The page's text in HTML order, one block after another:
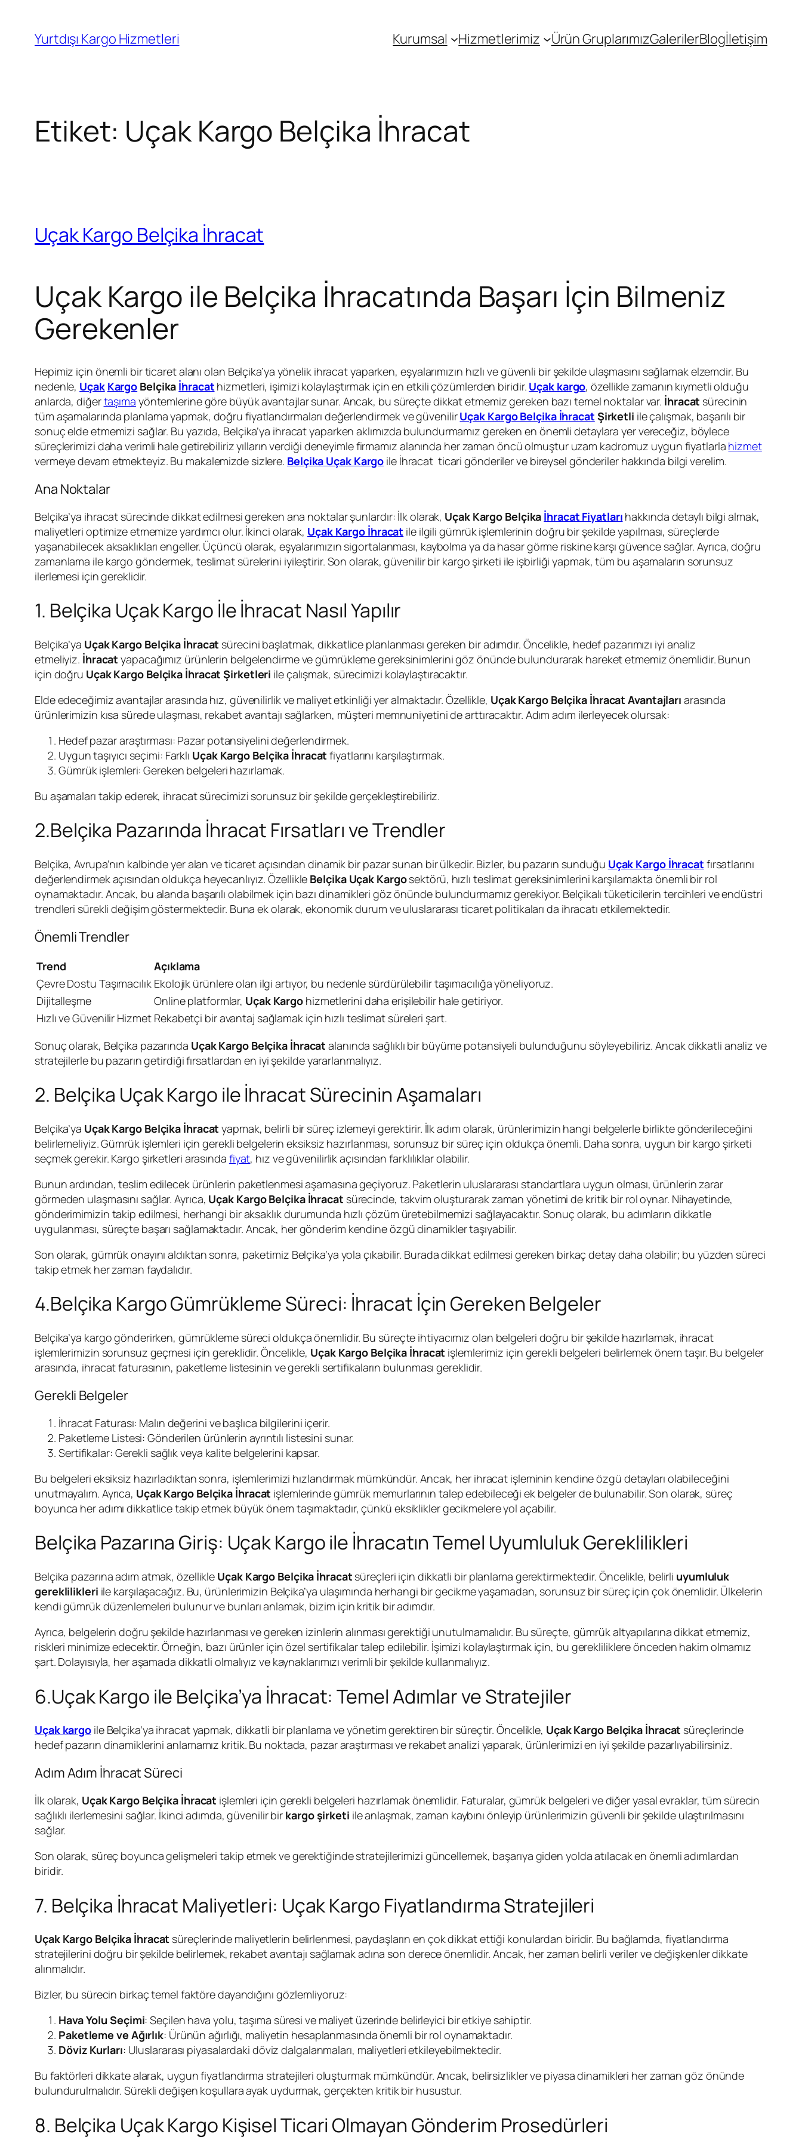
Yurtdışı Kargo Hizmetleri Kurumsal Hizmetlerimiz Ürün GruplarımızGalerilerBlogİletişim
Etiket: Uçak Kargo Belçika İhracat
Uçak Kargo Belçika İhracat
Uçak Kargo ile Belçika İhracatında Başarı İçin Bilmeniz
Gerekenler
Hepimiz için önemli bir ticaret alanı olan Belçika’ya yönelik ihracat yaparken, eşyalarımızın hızlı ve güvenli bir şekilde ulaşmasını sağlamak elzemdir. Bu
nedenle, Uçak Kargo Belçika İhracat hizmetleri, işimizi kolaylaştırmak için en etkili çözümlerden biridir. Uçak kargo, özellikle zamanın kıymetli olduğu
anlarda, diğertaşıma yöntemlerine göre büyük avantajlar sunar. Ancak, bu süreçte dikkat etmemiz gereken bazı temel noktalar var. İhracat sürecinin
tüm aşamalarında planlama yapmak, doğru fiyatlandırmaları değerlendirmek ve güvenilirUçak Kargo Belçika İhracat Şirketli ile çalışmak, başarılı bir
sonuç elde etmemizi sağlar. Bu yazıda, Belçika’ya ihracat yaparken aklımızda bulundurmamız gereken en önemli detaylara yer vereceğiz, böylece
süreçlerimizi daha verimli hale getirebiliriz yılların verdiği deneyimle firmamız alanında her zaman öncü olmuştur uzam kadromuz uygun fiyatlarla hizmet
vermeye devam etmekteyiz. Bu makalemizde sizlere. Belçika Uçak Kargo ile İhracat ticari gönderiler ve bireysel gönderiler hakkında bilgi verelim.
Ana Noktalar
Belçika’ya ihracat sürecinde dikkat edilmesi gereken ana noktalar şunlardır: İlk olarak, Uçak Kargo Belçika İhracat Fiyatları hakkında detaylı bilgi almak,
maliyetleri optimize etmemize yardımcı olur. İkinci olarak, Uçak Kargo İhracat ile ilgili gümrük işlemlerinin doğru bir şekilde yapılması, süreçlerde
yaşanabilecek aksaklıkları engeller. Üçüncü olarak, eşyalarımızın sigortalanması, kaybolma ya da hasar görme riskine karşı güvence sağlar. Ayrıca, doğru
zamanlama ile kargo göndermek, teslimat sürelerini iyileştirir. Son olarak, güvenilir bir kargo şirketi ile işbirliği yapmak, tüm bu aşamaların sorunsuz
ilerlemesi için gereklidir.
1. Belçika Uçak Kargo İle İhracat Nasıl Yapılır
Belçika’ya Uçak Kargo Belçika İhracat sürecini başlatmak, dikkatlice planlanması gereken bir adımdır. Öncelikle, hedef pazarımızı iyi analiz
etmeliyiz. İhracat yapacağımız ürünlerin belgelendirme ve gümrükleme gereksinimlerini göz önünde bulundurarak hareket etmemiz önemlidir. Bunun
için doğru Uçak Kargo Belçika İhracat Şirketleri ile çalışmak, sürecimizi kolaylaştıracaktır.
Elde edeceğimiz avantajlar arasında hız, güvenilirlik ve maliyet etkinliği yer almaktadır. Özellikle, Uçak Kargo Belçika İhracat Avantajları arasında
ürünlerimizin kısa sürede ulaşması, rekabet avantajı sağlarken, müşteri memnuniyetini de arttıracaktır. Adım adım ilerleyecek olursak:
Hedef pazar araştırması: Pazar potansiyelini değerlendirmek.
Uygun taşıyıcı seçimi: Farklı Uçak Kargo Belçika İhracat fiyatlarını karşılaştırmak.
Gümrük işlemleri: Gereken belgeleri hazırlamak.
Bu aşamaları takip ederek, ihracat sürecimizi sorunsuz bir şekilde gerçekleştirebiliriz.
2.Belçika Pazarında İhracat Fırsatları ve Trendler
Belçika, Avrupa’nın kalbinde yer alan ve ticaret açısından dinamik bir pazar sunan bir ülkedir. Bizler, bu pazarın sunduğu Uçak Kargo İhracat fırsatlarını
değerlendirmek açısından oldukça heyecanlıyız. Özellikle Belçika Uçak Kargosektörü, hızlı teslimat gereksinimlerini karşılamakta önemli bir rol
oynamaktadır. Ancak, bu alanda başarılı olabilmek için bazı dinamikleri göz önünde bulundurmamız gerekiyor. Belçikalı tüketicilerin tercihleri ve endüstri
trendleri sürekli değişim göstermektedir. Buna ek olarak, ekonomik durum ve uluslararası ticaret politikaları da ihracatı etkilemektedir.
Önemli Trendler
Trend
Açıklama
Çevre Dostu Taşımacılık Ekolojik ürünlere olan ilgi artıyor, bu nedenle sürdürülebilir taşımacılığa yöneliyoruz.
Dijitalleşme
Online platformlar, Uçak Kargo hizmetlerini daha erişilebilir hale getiriyor.
Hızlı ve Güvenilir Hizmet Rekabetçi bir avantaj sağlamak için hızlı teslimat süreleri şart.
Sonuç olarak, Belçika pazarında Uçak Kargo Belçika İhracat alanında sağlıklı bir büyüme potansiyeli bulunduğunu söyleyebiliriz. Ancak dikkatli analiz ve
stratejilerle bu pazarın getirdiği fırsatlardan en iyi şekilde yararlanmalıyız.
2. Belçika Uçak Kargo ile İhracat Sürecinin Aşamaları
Belçika’ya Uçak Kargo Belçika İhracat yapmak, belirli bir süreç izlemeyi gerektirir. İlk adım olarak, ürünlerimizin hangi belgelerle birlikte gönderileceğini
belirlemeliyiz. Gümrük işlemleri için gerekli belgelerin eksiksiz hazırlanması, sorunsuz bir süreç için oldukça önemli. Daha sonra, uygun bir kargo şirketi
seçmek gerekir. Kargo şirketleri arasında fiyat, hız ve güvenilirlik açısından farklılıklar olabilir.
Bunun ardından, teslim edilecek ürünlerin paketlenmesi aşamasına geçiyoruz. Paketlerin uluslararası standartlara uygun olması, ürünlerin zarar
görmeden ulaşmasını sağlar. Ayrıca, Uçak Kargo Belçika İhracat sürecinde, takvim oluşturarak zaman yönetimi de kritik bir rol oynar. Nihayetinde,
gönderimimizin takip edilmesi, herhangi bir aksaklık durumunda hızlı çözüm üretebilmemizi sağlayacaktır. Sonuç olarak, bu adımların dikkatle
uygulanması, süreçte başarı sağlamaktadır. Ancak, her gönderim kendine özgü dinamikler taşıyabilir.
Son olarak, gümrük onayını aldıktan sonra, paketimiz Belçika’ya yola çıkabilir. Burada dikkat edilmesi gereken birkaç detay daha olabilir; bu yüzden süreci
takip etmek her zaman faydalıdır.
4.Belçika Kargo Gümrükleme Süreci: İhracat İçin Gereken Belgeler
Belçika’ya kargo gönderirken, gümrükleme süreci oldukça önemlidir. Bu süreçte ihtiyacımız olan belgeleri doğru bir şekilde hazırlamak, ihracat
işlemlerimizin sorunsuz geçmesi için gereklidir. Öncelikle, Uçak Kargo Belçika İhracat işlemlerimiz için gerekli belgeleri belirlemek önem taşır. Bu belgeler
arasında, ihracat faturasının, paketleme listesinin ve gerekli sertifikaların bulunması gereklidir.
Gerekli Belgeler
İhracat Faturası: Malın değerini ve başlıca bilgilerini içerir.
Paketleme Listesi: Gönderilen ürünlerin ayrıntılı listesini sunar.
Sertifikalar: Gerekli sağlık veya kalite belgelerini kapsar.
Bu belgeleri eksiksiz hazırladıktan sonra, işlemlerimizi hızlandırmak mümkündür. Ancak, her ihracat işleminin kendine özgü detayları olabileceğini
unutmayalım. Ayrıca, Uçak Kargo Belçika İhracat işlemlerinde gümrük memurlarının talep edebileceği ek belgeler de bulunabilir. Son olarak, süreç
boyunca her adımı dikkatlice takip etmek büyük önem taşımaktadır, çünkü eksiklikler gecikmelere yol açabilir.
Belçika Pazarına Giriş: Uçak Kargo ile İhracatın Temel Uyumluluk Gereklilikleri
Belçika pazarına adım atmak, özellikle Uçak Kargo Belçika İhracat süreçleri için dikkatli bir planlama gerektirmektedir. Öncelikle, belirli uyumluluk
gereklilikleri ile karşılaşacağız. Bu, ürünlerimizin Belçika’ya ulaşımında herhangi bir gecikme yaşamadan, sorunsuz bir süreç için çok önemlidir. Ülkelerin
kendi gümrük düzenlemeleri bulunur ve bunları anlamak, bizim için kritik bir adımdır.
Ayrıca, belgelerin doğru şekilde hazırlanması ve gereken izinlerin alınması gerektiği unutulmamalıdır. Bu süreçte, gümrük altyapılarına dikkat etmemiz,
riskleri minimize edecektir. Örneğin, bazı ürünler için özel sertifikalar talep edilebilir. İşimizi kolaylaştırmak için, bu gerekliliklere önceden hakim olmamız
şart. Dolayısıyla, her aşamada dikkatli olmalıyız ve kaynaklarımızı verimli bir şekilde kullanmalıyız.
6.Uçak Kargo ile Belçika’ya İhracat: Temel Adımlar ve Stratejiler
Uçak kargo ile Belçika’ya ihracat yapmak, dikkatli bir planlama ve yönetim gerektiren bir süreçtir. Öncelikle, Uçak Kargo Belçika İhracat süreçlerinde
hedef pazarın dinamiklerini anlamamız kritik. Bu noktada, pazar araştırması ve rekabet analizi yaparak, ürünlerimizi en iyi şekilde pazarlıyabilirsiniz.
Adım Adım İhracat Süreci
İlk olarak, Uçak Kargo Belçika İhracat işlemleri için gerekli belgeleri hazırlamak önemlidir. Faturalar, gümrük belgeleri ve diğer yasal evraklar, tüm sürecin
sağlıklı ilerlemesini sağlar. İkinci adımda, güvenilir bir kargo şirketi ile anlaşmak, zaman kaybını önleyip ürünlerimizin güvenli bir şekilde ulaştırılmasını
sağlar.
Son olarak, süreç boyunca gelişmeleri takip etmek ve gerektiğinde stratejilerimizi güncellemek, başarıya giden yolda atılacak en önemli adımlardan
biridir.
7. Belçika İhracat Maliyetleri: Uçak Kargo Fiyatlandırma Stratejileri
Uçak Kargo Belçika İhracat süreçlerinde maliyetlerin belirlenmesi, paydaşların en çok dikkat ettiği konulardan biridir. Bu bağlamda, fiyatlandırma
stratejilerini doğru bir şekilde belirlemek, rekabet avantajı sağlamak adına son derece önemlidir. Ancak, her zaman belirli veriler ve değişkenler dikkate
alınmalıdır.
Bizler, bu sürecin birkaç temel faktöre dayandığını gözlemliyoruz:
Hava Yolu Seçimi: Seçilen hava yolu, taşıma süresi ve maliyet üzerinde belirleyici bir etkiye sahiptir.
Paketleme ve Ağırlık: Ürünün ağırlığı, maliyetin hesaplanmasında önemli bir rol oynamaktadır.
Döviz Kurları: Uluslararası piyasalardaki döviz dalgalanmaları, maliyetleri etkileyebilmektedir.
Bu faktörleri dikkate alarak, uygun fiyatlandırma stratejileri oluşturmak mümkündür. Ancak, belirsizlikler ve piyasa dinamikleri her zaman göz önünde
bulundurulmalıdır. Sürekli değişen koşullara ayak uydurmak, gerçekten kritik bir husustur.
8. Belçika Uçak Kargo Kişisel Ticari Olmayan Gönderim Prosedürleri